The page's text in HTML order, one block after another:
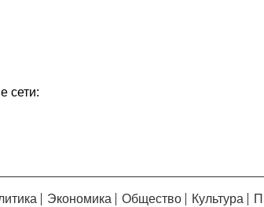
сети:
Экономика Общество Культура